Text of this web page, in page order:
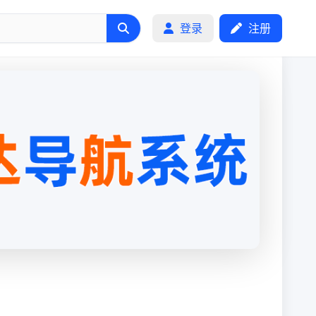
登录 注册